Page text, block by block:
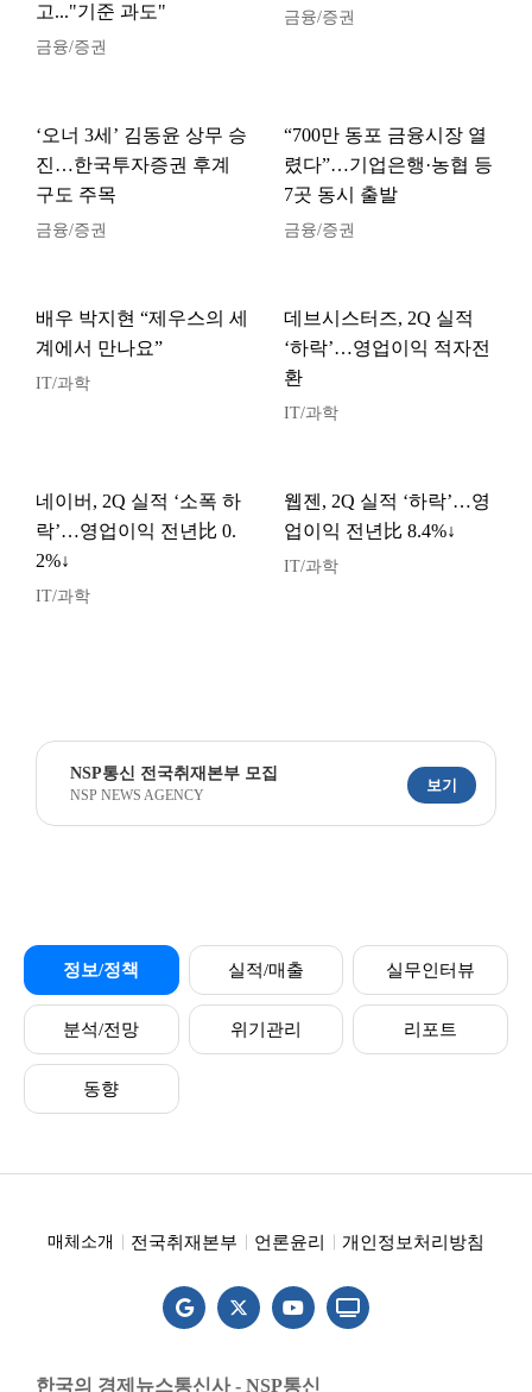
고..."기준 과도"
금융/증권
금융/증권
‘오너 3세’ 김동윤 상무 승
진…한국투자증권 후계
구도 주목
금융/증권
“700만 동포 금융시장 열
렸다”…기업은행·농협 등
7곳 동시 출발
금융/증권
배우 박지현 “제우스의 세
계에서 만나요”
IT/과학
데브시스터즈, 2Q 실적
‘하락’…영업이익 적자전
환
IT/과학
네이버, 2Q 실적 ‘소폭 하
락’…영업이익 전년比 0.
2%↓
IT/과학
웹젠, 2Q 실적 ‘하락’…영
업이익 전년比 8.4%↓
IT/과학
NSP통신 전국취재본부 모집
NSP NEWS AGENCY
보기
정보/정책 실적/매출 실무인터뷰
분석/전망 위기관리 리포트
동향
매체소개 전국취재본부 언론윤리 개인정보처리방침
한국의 경제뉴스통신사 - NSP통신